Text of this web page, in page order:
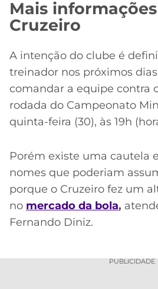
Mais
Cruzeiro
A intenção do clube é
treinador nos próximos
comandar a equipe contra
rodada do Campeonato
quinta-feira (30), às 19h
Porém existe uma cautela
nomes que poderiam
porque o Cruzeiro fez um
no mercado da bola,
Fernando Diniz.
PUBLICIDADE